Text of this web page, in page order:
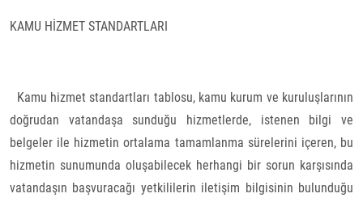
KAMU HİZMET STANDARTLARI
Kamu hizmet standartları tablosu, kamu kurum ve kuruluşlarının
doğrudan vatandaşa sunduğu hizmetlerde, istenen bilgi ve
belgeler ile hizmetin ortalama tamamlanma sürelerini içeren, bu
hizmetin sunumunda oluşabilecek herhangi bir sorun karşısında
vatandaşın başvuracağı yetkililerin iletişim bilgisinin bulunduğu